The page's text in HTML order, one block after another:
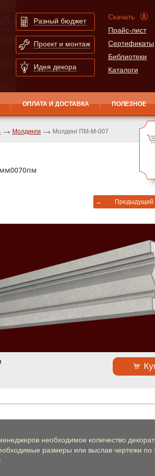
Разный бюджет
Проект и монтаж
Идея декора
Скачать
Прайс-лист
Сертификаты
Библиотеки
Каталоги
ОПЛАТА И ДОСТАВКА ПОЛЕЗНОЕ
Молдинги Молдинг ПМ-М-007
← Предыдущий
необходимое количество
размеры или выслав чертежи по